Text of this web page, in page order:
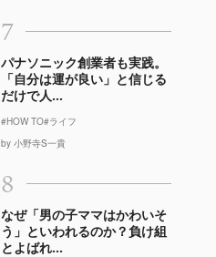
7
パナソニック創業者も実践。
「自分は運が良い」と信じる
だけで人...
#HOW TO#ライフ
by 小野寺S一貴
8
なぜ「男の子ママはかわいそ
う」といわれるのか？負け組
とよばれ...